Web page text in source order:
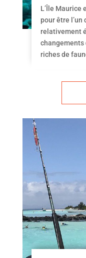
L’Île Maurice
pour être l’un
relativement
riches de